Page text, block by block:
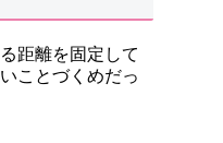
距離を固定して
ことづくめだっ